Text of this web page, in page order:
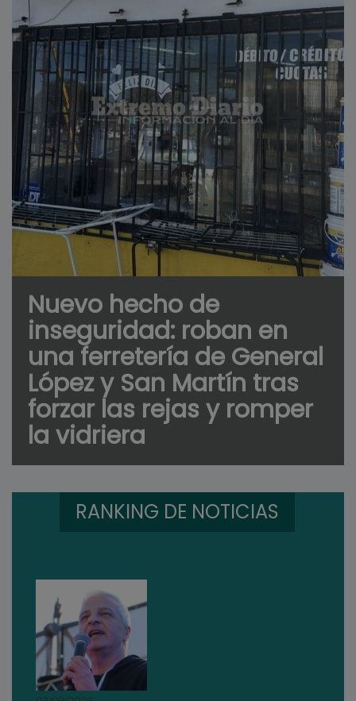
Nuevo hecho de
inseguridad: roban en
una ferretería de General
López y San Martín tras
forzar las rejas y romper
la vidriera
RANKING DE NOTICIAS